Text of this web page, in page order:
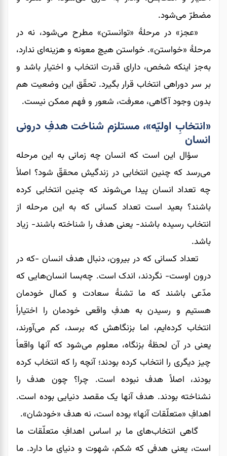
مضطرّ می‌شود.
«عجز» در مرحلۀ «توانستن» مطرح می‌شود، نه در
مرحلۀ «خواستن». خواستن هیچ معونه‌ و هزینه‌ای ندارد،
به‌جز اینکه شخص، دارای قدرت انتخاب و اختیار باشد و
بر سر دوراهی انتخاب قرار بگیرد. تحقّق این وضعیت هم
بدون وجود آگاهی، معرفت، شعور و فهم ممکن نیست.
«انتخابِ اولیّه»، مستلزم شناخت هدفِ درونی
انسان
سؤال این است که انسان چه زمانی به این مرحله
می‌‌‌‌‌‌رسد که چنین انتخابی در زندگیش محققّ شود؟ اصلاً
چه تعداد انسان پیدا می‌‌‌‌‌‌شوند که چنین انتخابی کرده
باشند؟ بعید است تعداد کسانی که به این مرحله از
انتخاب رسیده باشند- یعنی هدف را شناخته باشند- زیاد
باشد.
تعداد کسانی که در بیرون، دنبال هدف انسان -که در
درون اوست- نگردند، اندک است. چه‌بسا انسان‌هایی که
مدّعی باشند که ما تشنۀ سعادت و کمال خودمان
هستیم و رسیدن به هدفِ واقعی خودمان را اختیاراً
انتخاب کرده‌ایم، اما بزنگاهش که برسد، کم می‌‌‌‌‌‌آورند،
یعنی در آن لحظۀ بزنگاه، معلوم می‌شود که آنها واقعاً
چیز دیگری را انتخاب کرده بودند؛ آنچه را که انتخاب کرده
بودند، اصلاً هدف نبوده است. چرا؟ چون هدف را
نشناخته بودند. هدف آنها یک مقصد دنیایی بوده است.
اهدافِ «متعلّقات آنها» بوده است، نه هدف «خودشان».
گاهی انتخاب‌های ما بر اساس اهدافِ متعلّقات ما
است، یعنی هدفی که شکم، شهوت و دنیای ما دارد. ما